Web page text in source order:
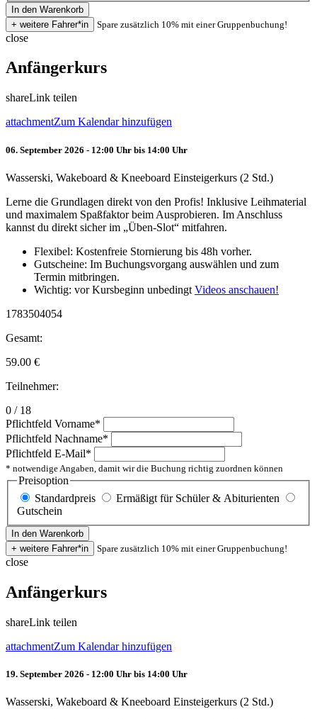
Spare zusätzlich 10% mit einer Gruppenbuchung!
close
Anfängerkurs
shareLink teilen
attachmentZum Kalendar hinzufügen
06. September 2026 - 12:00 Uhr bis 14:00 Uhr
Wasserski, Wakeboard & Kneeboard Einsteigerkurs (2 Std.)
Lerne die Grundlagen direkt von den Profis! Inklusive Leihmaterial
und maximalem Spaßfaktor beim Ausprobieren. Im Anschluss
kannst du direkt sicher im „Üben-Slot“ mitfahren.
Flexibel: Kostenfreie Stornierung bis 48h vorher.
Gutscheine: Im Buchungsvorgang auswählen und zum
Termin mitbringen.
Wichtig: vor Kursbeginn unbedingt Videos anschauen!
1783504054
Gesamt:
59.00 €
Teilnehmer:
0 / 18
Pflichtfeld Vorname*
Pflichtfeld Nachname*
Pflichtfeld E-Mail*
* notwendige Angaben, damit wir die Buchung richtig zuordnen können
Preisoption
Standardpreis
Ermäßigt für Schüler & Abiturienten
Gutschein
Spare zusätzlich 10% mit einer Gruppenbuchung!
close
Anfängerkurs
shareLink teilen
attachmentZum Kalendar hinzufügen
19. September 2026 - 12:00 Uhr bis 14:00 Uhr
Wasserski, Wakeboard & Kneeboard Einsteigerkurs (2 Std.)